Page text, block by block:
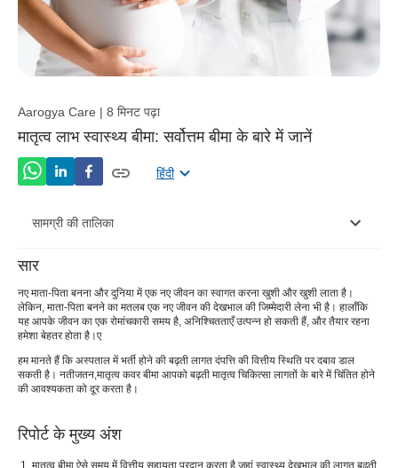
Aarogya Care | 8 मिनट पढ़ा
मातृत्व लाभ स्वास्थ्य बीमा: सर्वोत्तम बीमा के बारे में जानें
हिंदी
सामग्री की तालिका
मातृत्व कवर के साथ स्वास्थ्य बीमा क्यों?
मातृत्व बीमा कवरेज
अधिमूल्य
मातृत्व बीमा दावा प्रक्रिया
सार
नए माता-पिता बनना और दुनिया में एक नए जीवन का स्वागत करना खुशी और खुशी लाता है।
लेकिन, माता-पिता बनने का मतलब एक नए जीवन की देखभाल की जिम्मेदारी लेना भी है। हालाँकि
यह आपके जीवन का एक रोमांचकारी समय है, अनिश्चितताएँ उत्पन्न हो सकती हैं, और तैयार रहना
हमेशा बेहतर होता है।ए
हम मानते हैं कि अस्पताल में भर्ती होने की बढ़ती लागत दंपत्ति की वित्तीय स्थिति पर दबाव डाल
सकती है। नतीजतन,मातृत्व कवर बीमा आपको बढ़ती मातृत्व चिकित्सा लागतों के बारे में चिंतित होने
की आवश्यकता को दूर करता है।
रिपोर्ट के मुख्य अंश
मातृत्व बीमा ऐसे समय में वित्तीय सहायता प्रदान करता है जहां स्वास्थ्य देखभाल की लागत बढ़ती